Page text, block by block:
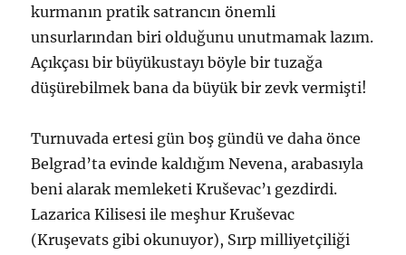
kurmanın pratik satrancın önemli
unsurlarından biri olduğunu unutmamak lazım.
Açıkçası bir büyükustayı böyle bir tuzağa
düşürebilmek bana da büyük bir zevk vermişti!
Turnuvada ertesi gün boş gündü ve daha önce
Belgrad’ta evinde kaldığım Nevena, arabasıyla
beni alarak memleketi Kruševac’ı gezdirdi.
Lazarica Kilisesi ile meşhur Kruševac
(Kruşevats gibi okunuyor), Sırp milliyetçiliği